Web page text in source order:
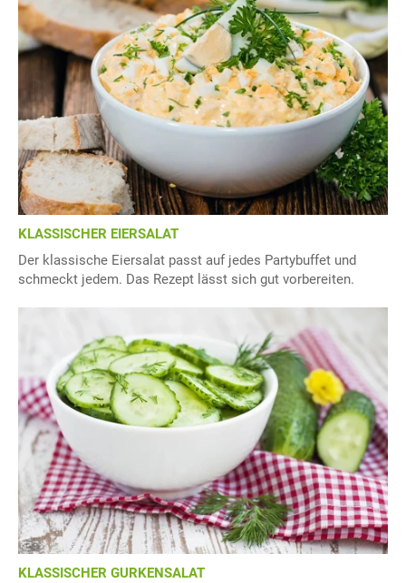
KLASSISCHER EIERSALAT
Der klassische Eiersalat passt auf jedes Partybuffet und
schmeckt jedem. Das Rezept lässt sich gut vorbereiten.
KLASSISCHER GURKENSALAT